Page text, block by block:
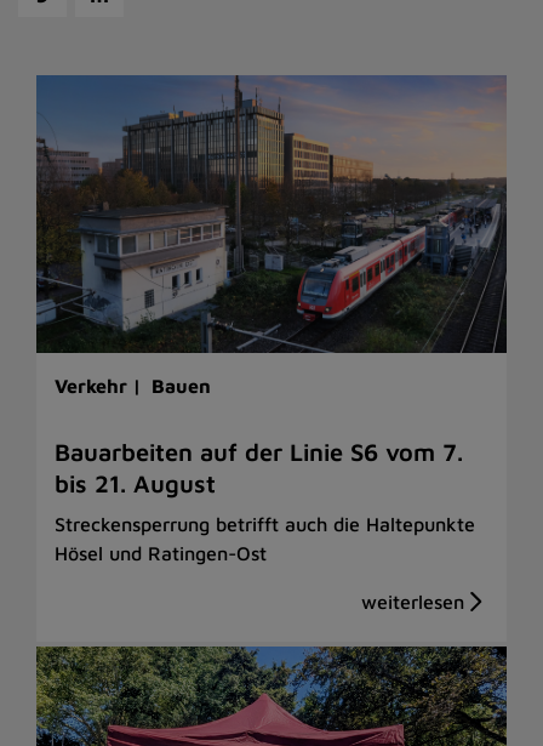
Verkehr | Bauen
Bauarbeiten auf der Linie S6 vom 7.
bis 21. August
Streckensperrung betrifft auch die Haltepunkte
Hösel und Ratingen-Ost